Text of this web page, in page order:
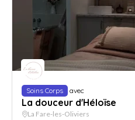
Soins Corps avec
La douceur d'Héloïse
La Fare-les-Oliviers